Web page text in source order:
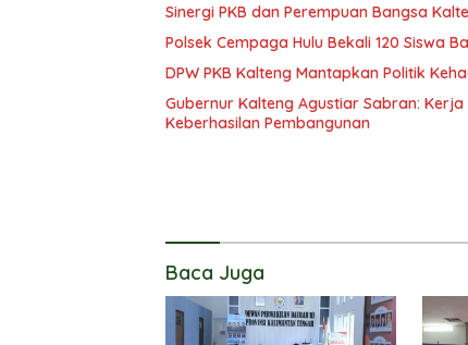
Sinergi PKB dan Perempuan Bangsa
Polsek Cempaga Hulu Bekali 120 Siswa
DPW PKB Kalteng Mantapkan Politik
Gubernur Kalteng Agustiar Sabran:
Keberhasilan Pembangunan
Baca Juga